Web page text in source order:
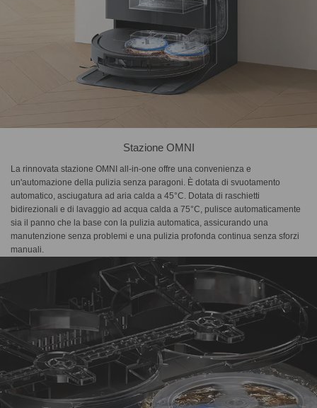
Stazione OMNI
La rinnovata stazione OMNI all-in-one offre una convenienza e
un'automazione della pulizia senza paragoni. È dotata di svuotamento
automatico, asciugatura ad aria calda a 45°C. Dotata di raschietti
bidirezionali e di lavaggio ad acqua calda a 75°C, pulisce automaticamente
sia il panno che la base con la pulizia automatica, assicurando una
manutenzione senza problemi e una pulizia profonda continua senza sforzi
manuali.